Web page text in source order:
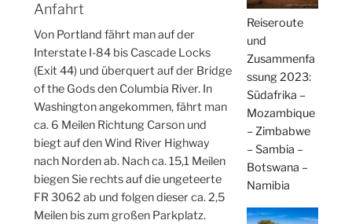
Anfahrt
Von Portland fährt man auf der
Interstate I-84 bis Cascade Locks
(Exit 44) und überquert auf der Bridge
of the Gods den Columbia River. In
Washington angekommen, fährt man
ca. 6 Meilen Richtung Carson und
biegt auf den Wind River Highway
nach Norden ab. Nach ca. 15,1 Meilen
biegen Sie rechts auf die ungeteerte
FR 3062 ab und folgen dieser ca. 2,5
Meilen bis zum großen Parkplatz.
Reiseroute
und
Zusammenfa
ssung 2023:
Südafrika –
Mozambique
– Zimbabwe
– Sambia –
Botswana –
Namibia